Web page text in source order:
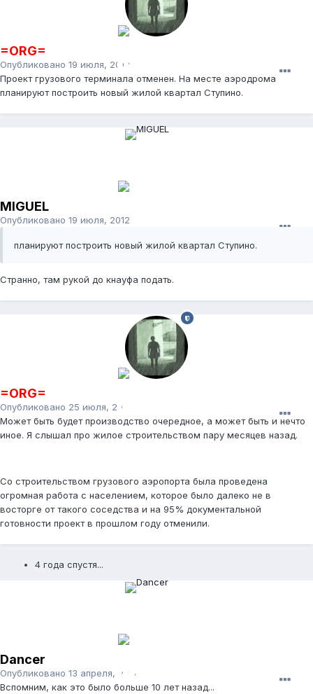
=ORG=
Опубликовано 19 июля, 2012
Проект грузового терминала отменен. На месте аэродрома
планируют построить новый жилой квартал Ступино.
MIGUEL
Опубликовано 19 июля, 2012
планируют построить новый жилой квартал Ступино.
Странно, там рукой до кнауфа подать.
=ORG=
Опубликовано 25 июля, 2012
Может быть будет производство очередное, а может быть и нечто
иное. Я слышал про жилое строительством пару месяцев назад.
Со строительством грузового аэропорта была проведена
огромная работа с населением, которое было далеко не в
восторге от такого соседства и на 95% документальной
готовности проект в прошлом году отменили.
4 года спустя...
Dancer
Опубликовано 13 апреля, 2017
Вспомним, как это было больше 10 лет назад...